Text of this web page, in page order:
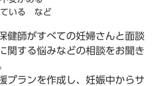
ている など
健師がすべての妊婦さんと面談
関する悩みなどの相談をお聞き
プランを作成し、妊娠中からサ